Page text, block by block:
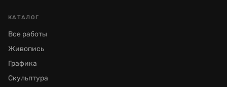
КАТАЛОГ
Все работы
Живопись
Графика
Скульптура